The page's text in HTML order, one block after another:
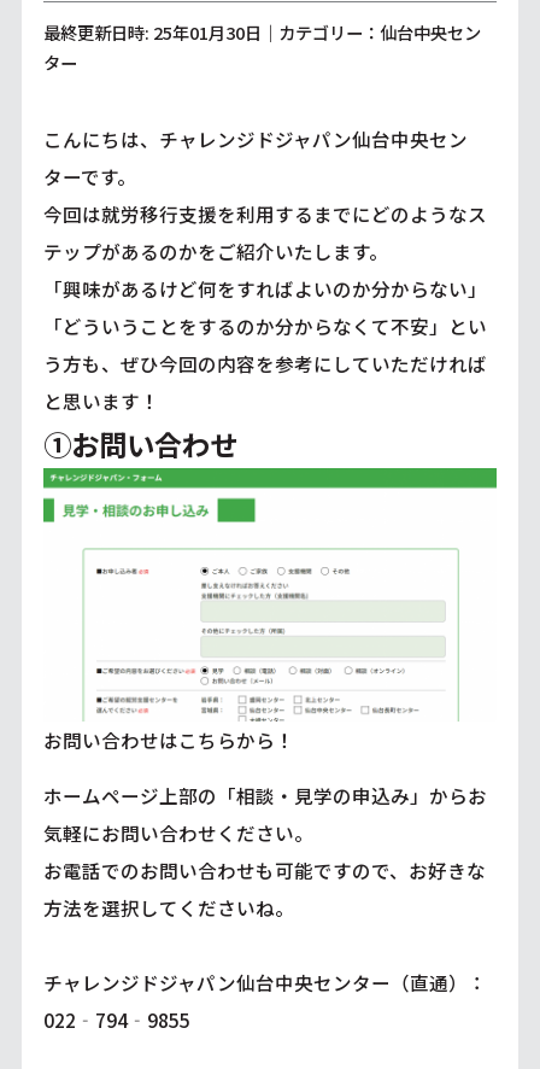
最終更新日時: 25年01月30日｜カテゴリー：仙台中央セン
ター
こんにちは、チャレンジドジャパン仙台中央セン
ターです。
今回は就労移行支援を利用するまでにどのようなス
テップがあるのかをご紹介いたします。
「興味があるけど何をすればよいのか分からない」
「どういうことをするのか分からなくて不安」とい
う方も、ぜひ今回の内容を参考にしていただければ
と思います！
①お問い合わせ
お問い合わせはこちらから ！
ホームページ上部の「相談・見学の申込み」からお
気軽にお問い合わせください。
お電話でのお問い合わせも可能ですので、お好きな
方法を選択してくださいね。
チャレンジドジャパン仙台中央センター（直通）：
022‐794‐9855